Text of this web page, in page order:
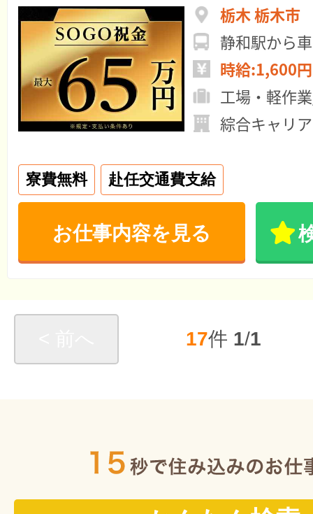
栃木 栃木市
静和駅から
時給:1,600
工場・軽作
綜合キャリ
寮費無料 赴任交通費支給
お仕事内容を見る
17件 1/1